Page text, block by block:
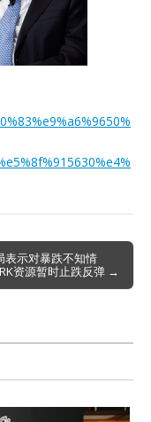
表示对暴跌不知情
资源暂时止跌反弹 →